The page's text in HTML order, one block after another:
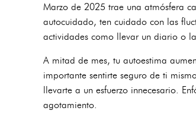
Marzo de 2025 trae una atmósfera
autocuidado, ten cuidado con las
actividades como llevar un diario o
A mitad de mes, tu autoestima
importante sentirte seguro de ti
llevarte a un esfuerzo innecesario.
agotamiento.